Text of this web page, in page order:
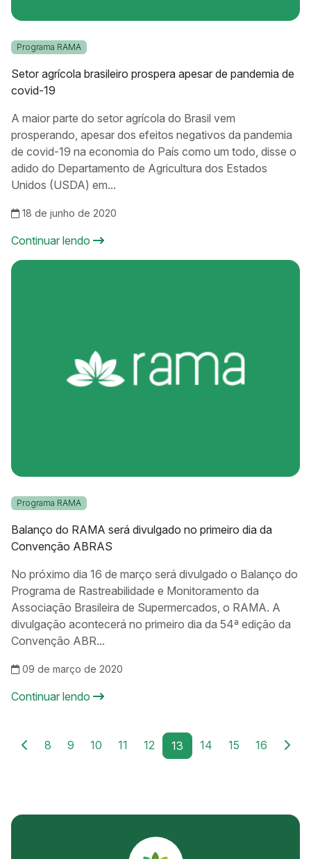
Programa RAMA
Setor agrícola brasileiro prospera apesar de pandemia de
covid-19
A maior parte do setor agrícola do Brasil vem
prosperando, apesar dos efeitos negativos da pandemia
de covid-19 na economia do País como um todo, disse o
adido do Departamento de Agricultura dos Estados
Unidos (USDA) em...
18 de junho de 2020
Continuar lendo
Programa RAMA
Balanço do RAMA será divulgado no primeiro dia da
Convenção ABRAS
No próximo dia 16 de março será divulgado o Balanço do
Programa de Rastreabilidade e Monitoramento da
Associação Brasileira de Supermercados, o RAMA. A
divulgação acontecerá no primeiro dia da 54ª edição da
Convenção ABR...
09 de março de 2020
Continuar lendo
8 9 10 11 12 13 14 15 16